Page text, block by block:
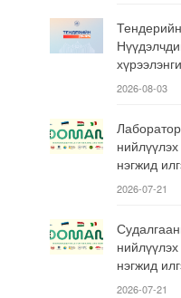
2026-08-03
нэгжид
2026-07-21
нэгжид
2026-07-21